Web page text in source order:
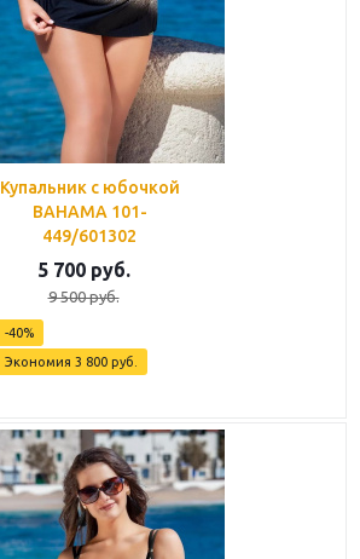
Купальник с юбочкой
BAHAMA 101-
449/601302
5 700руб.
9 500руб.
-40%
Экономия 3 800руб.